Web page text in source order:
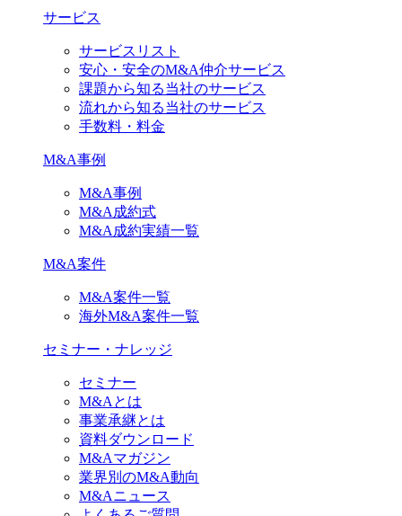
サービス
サービスリスト
安心・安全のM&A仲介サービス
課題から知る当社のサービス
流れから知る当社のサービス
手数料・料金
M&A事例
M&A事例
M&A成約式
M&A成約実績一覧
M&A案件
M&A案件一覧
海外M&A案件一覧
セミナー・ナレッジ
セミナー
M&Aとは
事業承継とは
資料ダウンロード
M&Aマガジン
業界別のM&A動向
M&Aニュース